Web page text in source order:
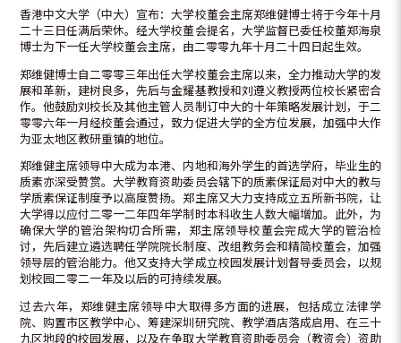
香港中文大学（中大）宣布：大学校董会主席郑维健博士将于今年十月
二十三日任满后荣休。经大学校董会提名，大学监督已委任校董郑海泉
博士为下一任大学校董会主席，由二零零九年十月二十四日起生效。
郑维健博士自二零零三年出任大学校董会主席以来，全力推动大学的发
展和革新，建树良多，先后与金耀基教授和刘遵义教授两位校长紧密合
作。他鼓励刘校长及其他主管人员制订中大的十年策略发展计划，于二
零零六年一月经校董会通过，致力促进大学的全方位发展，加强中大作
为亚太地区教研重镇的地位。
郑维健主席领导中大成为本港、内地和海外学生的首选学府，毕业生的
质素亦深受赞赏。大学教育资助委员会辖下的质素保证局对中大的教与
学质素保证制度予以高度赞扬。郑主席又大力支持成立五所新书院，让
大学得以应付二零一二年四年学制时本科收生人数大幅增加。此外，为
确保大学的管治架构切合所需，郑主席领导校董会完成大学的管治检
讨，先后建立遴选聘任学院院长制度、改组教务会和精简校董会，加强
领导层的管治能力。他又支持大学成立校园发展计划督导委员会，以规
划校园二零二一年及以后的可持续发展。
过去六年，郑维健主席领导中大取得多方面的进展，包括成立法律学
院、购置市区教学中心、筹建深圳研究院、教学酒店落成启用、在三十
九区地段的校园发展，以及在争取大学教育资助委员会（教资会）资助